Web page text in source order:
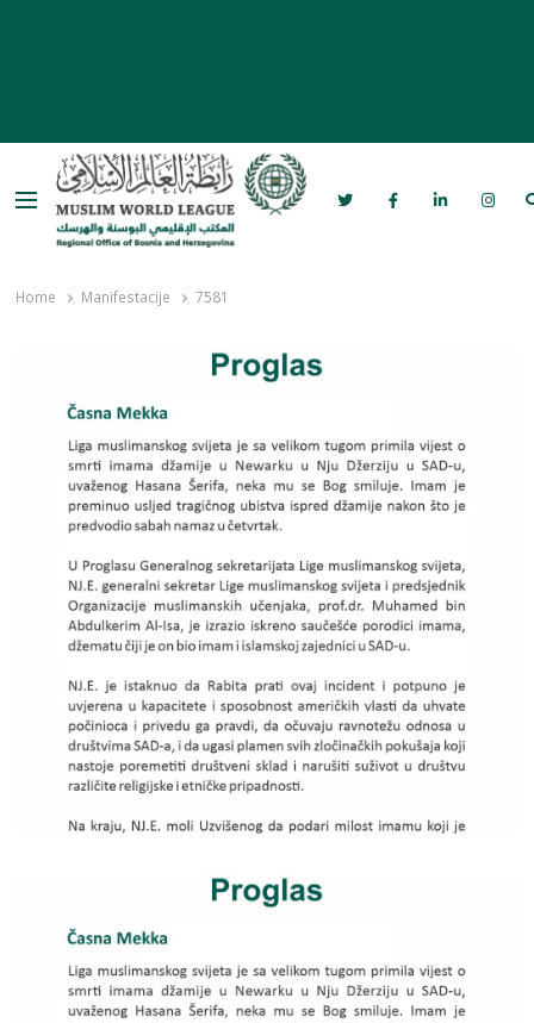
Menu
Bosni i Hercegovini
Home Manifestacije 7581